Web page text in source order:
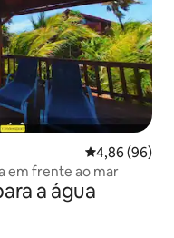
Classificação
4,86 (96)
em frente ao mar
a água